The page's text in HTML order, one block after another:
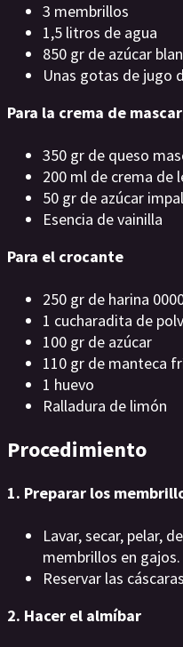
3 membrillos
1,5 litros de agua
850 gr de azúcar
Unas gotas de jugo
Para la crema de
350 gr de queso
200 ml de crema de
50 gr de azúcar
Esencia de vainilla
Para el crocante
250 gr de harina
1 cucharadita de
100 gr de azúcar
110 gr de manteca
1 huevo
Ralladura de limón
Procedimiento
1. Preparar los
Lavar, secar, pelar,
membrillos en gajos.
Reservar las
2. Hacer el almíbar